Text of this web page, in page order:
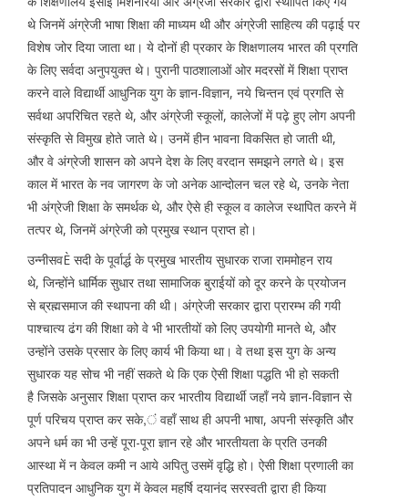
थे जिनमें अंग्रेजी भाषा शिक्षा की माध्यम थी और अंग्रेजी साहित्य की पढ़ाई पर
विशेष जोर दिया जाता था। ये दोनों ही प्रकार के शिक्षणालय भारत की प्रगति
के लिए सर्वदा अनुपयुक्त थे। पुरानी पाठशालाओं ओर मदरसों में शिक्षा प्राप्त
करने वाले विद्यार्थी आधुनिक युग के ज्ञान-विज्ञान, नये चिन्तन एवं प्रगति से
सर्वथा अपरिचित रहते थे, और अंग्रेजी स्कूलों, कालेजों में पढ़े हुए लोग अपनी
संस्कृति से विमुख होते जाते थे। उनमें हीन भावना विकसित हो जाती थी,
और वे अंग्रेजी शासन को अपने देश के लिए वरदान समझने लगते थे। इस
काल में भारत के नव जागरण के जो अनेक आन्दोलन चल रहे थे, उनके नेता
भी अंग्रेजी शिक्षा के समर्थक थे, और ऐसे ही स्कूल व कालेज स्थापित करने में
तत्पर थे, जिनमें अंग्रेजी को प्रमुख स्थान प्राप्त हो।
उन्नीसवÈ सदी के पूर्वार्द्ध के प्रमुख भारतीय सुधारक राजा राममोहन राय
थे, जिन्होंने धार्मिक सुधार तथा सामाजिक बुराईयों को दूर करने के प्रयोजन
से ब्रह्मसमाज की स्थापना की थी। अंग्रेजी सरकार द्वारा प्रारम्भ की गयी
पाश्चात्य ढंग की शिक्षा को वे भी भारतीयों को लिए उपयोगी मानते थे, और
उन्होंने उसके प्रसार के लिए कार्य भी किया था। वे तथा इस युग के अन्य
सुधारक यह सोच भी नहीं सकते थे कि एक ऐसी शिक्षा पद्धति भी हो सकती
है जिसके अनुसार शिक्षा प्राप्त कर भारतीय विद्यार्थी जहाँ नये ज्ञान-विज्ञान से
पूर्ण परिचय प्राप्त कर सके,ं वहाँ साथ ही अपनी भाषा, अपनी संस्कृति और
अपने धर्म का भी उन्हें पूरा-पूरा ज्ञान रहे और भारतीयता के प्रति उनकी
आस्था में न केवल कमी न आये अपितु उसमें वृद्धि हो। ऐसी शिक्षा प्रणाली का
प्रतिपादन आधुनिक युग में केवल महर्षि दयानंद सरस्वती द्वारा ही किया